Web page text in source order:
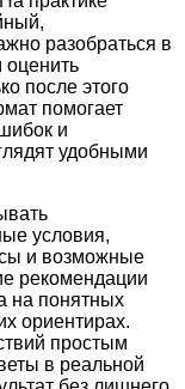
разобраться в
оценить
после этого
помогает
и
удобными
условия,
и возможные
рекомендации
на понятных
ориентирах.
простым
в реальной